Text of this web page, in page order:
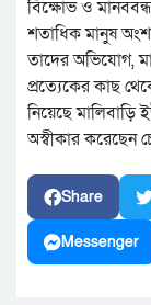
বিক্ষোভ ও
শতাধিক মানুষ
তাদের অভিযোগ,
প্রত্যেকের কাছ
নিয়েছে
অস্বীকার করেছেন
Share
Messenger